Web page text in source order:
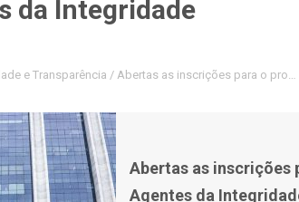
da Integridade
e Transparência / Abertas as inscrições para o
Abertas as inscrições
Agentes da